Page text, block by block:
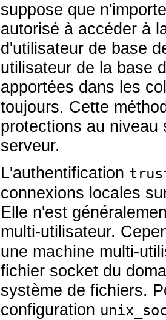
suppose que
autorisé à accéder à
d'utilisateur de base
utilisateur de la base
apportées dans les
toujours. Cette
protections au niveau
serveur.
L'authentification
connexions locales
Elle n'est
multi-utilisateur.
une machine multi-
fichier socket du
système de fichiers.
configuration